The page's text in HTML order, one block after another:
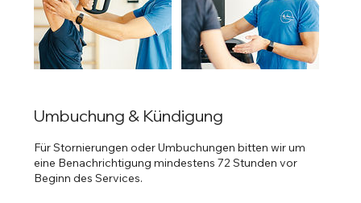
Umbuchung & Kündigung
Für Stornierungen oder Umbuchungen bitten wir um
eine Benachrichtigung mindestens 72 Stunden vor
Beginn des Services.